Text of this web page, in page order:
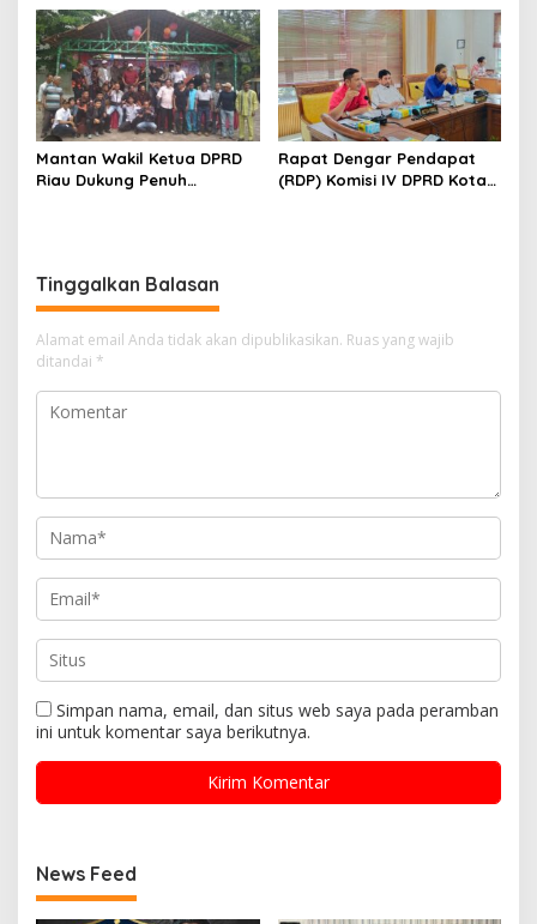
SOSIAL
Mantan Wakil Ketua DPRD
Riau Dukung Penuh
Rapat Dengar Pendapat
(RDP) Komisi IV DPRD Kota
Tinggalkan Balasan
Alamat email Anda tidak akan dipublikasikan. Ruas yang wajib
ditandai *
Simpan nama, email, dan situs web saya pada peramban
ini untuk komentar saya berikutnya.
News Feed